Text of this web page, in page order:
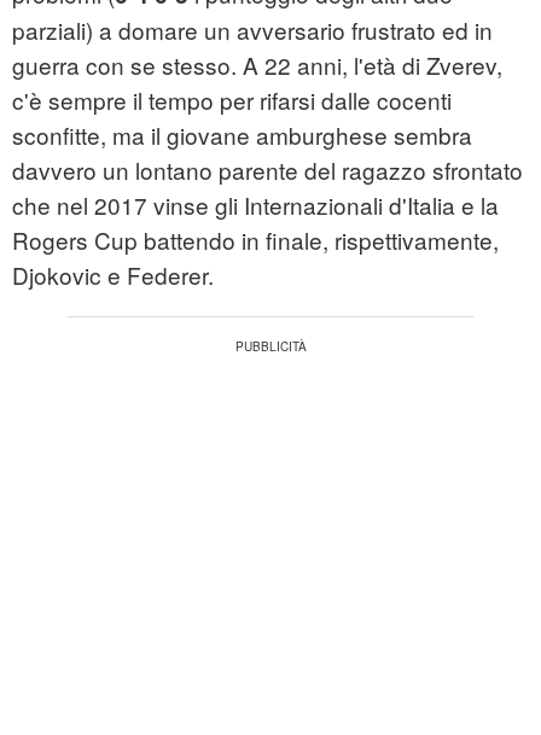
parziali) a domare un avversario frustrato ed in
guerra con se stesso. A 22 anni, l'età di Zverev,
c'è sempre il tempo per rifarsi dalle cocenti
sconfitte, ma il giovane amburghese sembra
davvero un lontano parente del ragazzo sfrontato
che nel 2017 vinse gli Internazionali d'Italia e la
Rogers Cup battendo in finale, rispettivamente,
Djokovic e Federer.